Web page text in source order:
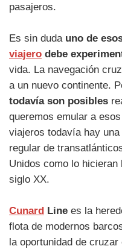
pasajeros.
Es sin duda uno de
viajero debe
vida. La navegación
a un nuevo continente.
todavía son posibles
queremos emular a
viajeros todavía hay
regular de
Unidos como lo
siglo XX.
Cunard Line es la
flota de modernos
la oportunidad de